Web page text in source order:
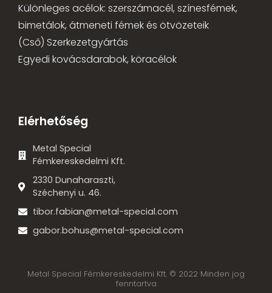
Különleges acélok: szerszámacél, színesfémek,
bimetálok, átmeneti fémek és ötvözeteik
(Cső) Szerkezetgyártás
Egyedi kovácsdarabok, köracélok
Elérhetőség
Metal Special
Fémkereskedelmi Kft.
2330 Dunaharaszti,
Széchenyi u. 46.
tibor.fabian@metal-special.com
gabor.bohus@metal-special.com
Metal Special Fémkereskedelmi Kft. © 2022 Minden jog
fenntartva